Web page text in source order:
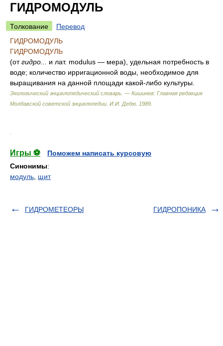
ГИДРОМОДУЛЬ
Толкование
Перевод
ГИДРОМОДУЛЬ
ГИДРОМОДУЛЬ
(отгидро...
и лат. modulus — мера), удельная потребность в
воде; количество ирригационной воды, необходимое для
выращивания на данной площади какой-либо культуры.
Экологический энциклопедический словарь. — Кишинев: Главная редакция
Молдавской советской энциклопедии И.И. Дедю 1989
Игры ⚽
Поможем написать курсовую
Синонимы:
модуль щит
ГИДРОМЕТЕОРЫ ГИДРОПОНИКА